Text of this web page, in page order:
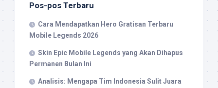
Pos-pos Terbaru
Cara Mendapatkan Hero Gratisan Terbaru
Mobile Legends 2026
Skin Epic Mobile Legends yang Akan Dihapus
Permanen Bulan Ini
Analisis: Mengapa Tim Indonesia Sulit Juara